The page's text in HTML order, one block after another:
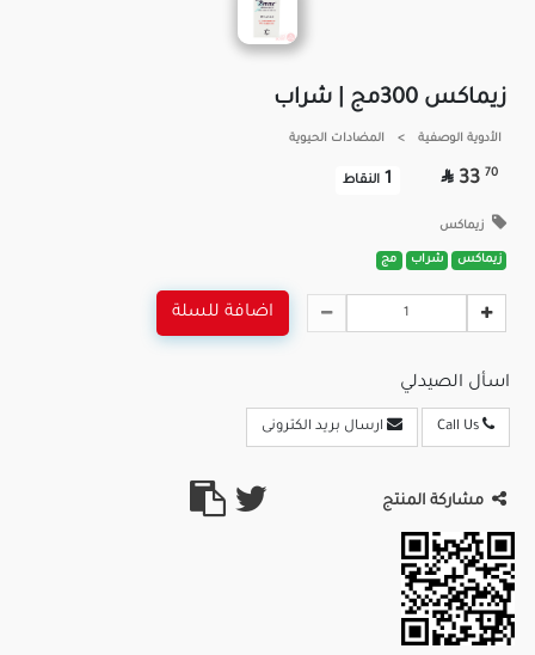
زيماكس 300مج | شراب
الأدوية الوصفية > المضادات الحيوية
70
33

1 النقاط
زيماكس
زيماكس شراب مج
اضافة للسلة
اسأل الصيدلي
ارسال بريد الكترونى
مشاركة المنتج